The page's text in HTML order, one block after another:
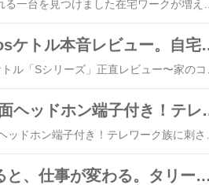
「もっと早く買えばよかった」
【AT-SP95 レビュー】USB
「デスクに"缶コーヒーの在庫"を作ると、仕事が変わる。タリーズ バリスタズ ブラックを箱買いすべき理由」